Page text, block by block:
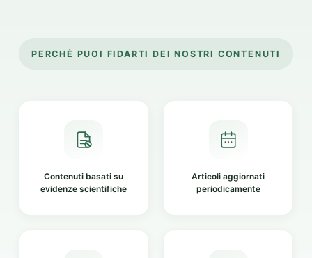
PERCHÉ PUOI FIDARTI DEI NOSTRI CONTENUTI
Contenuti basati su
evidenze scientifiche
Articoli aggiornati
periodicamente